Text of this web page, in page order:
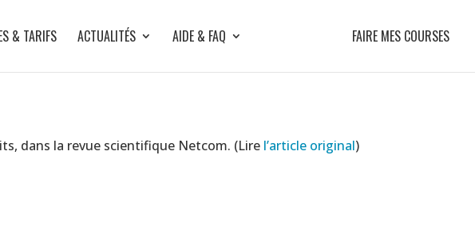
& TARIFS ACTUALITÉS AIDE & FAQ FAIRE MES COURSES
dans la revue scientifique Netcom. (Lire l’article original)